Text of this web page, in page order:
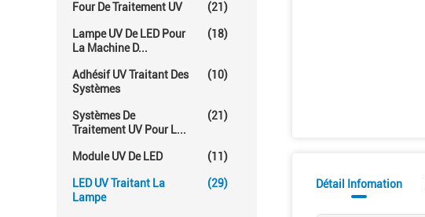
Four De Traitement UV (21)
Lampe UV De LED Pour
La Machine D...
(18)
Adhésif UV Traitant Des
Systèmes
(10)
Systèmes De
Traitement UV Pour L...
(21)
Module UV De LED (11)
LED UV Traitant La
Lampe
(29) Détail Infomation